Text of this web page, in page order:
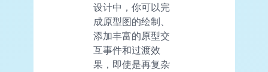
设计中，你可以完
成原型图的绘制、
添加丰富的原型交
互事件和过渡效
果，即使是再复杂